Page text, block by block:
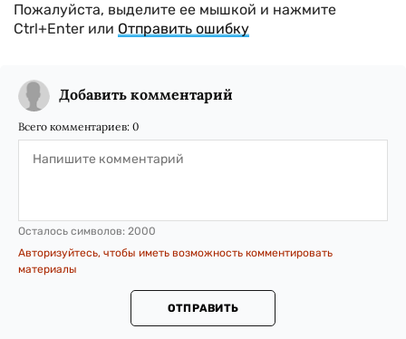
Пожалуйста, выделите ее мышкой и нажмите
Ctrl+Enter или Отправить ошибку
Добавить комментарий
Всего комментариев: 0
Осталось символов: 2000
Авторизуйтесь, чтобы иметь возможность комментировать
материалы
ОТПРАВИТЬ